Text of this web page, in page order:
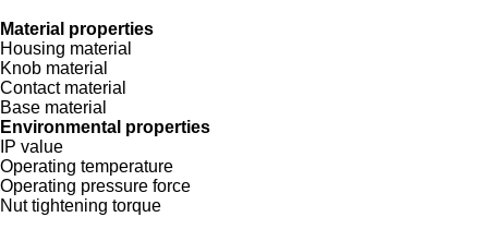
Material properties
Housing material
Knob material
Contact material
Base material
Environmental properties
IP value
Operating temperature
Operating pressure force
Nut tightening torque